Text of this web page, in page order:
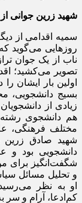
شهید زرین جوانی
روزهایی می‌گوید
ناب از یک جوان
تصویر می‌کشید؛
اولین بار ایشان
بسیج دانشجویی،
زیادی از
هم دانشجوی رشته
مختلف فرهنگی،
شهید صادق زرین
دانشجویی بود و
شگفت‌انگیز برای
و تحلیل مسائل
او به نظر
کم‌ادعا، آرام و سر